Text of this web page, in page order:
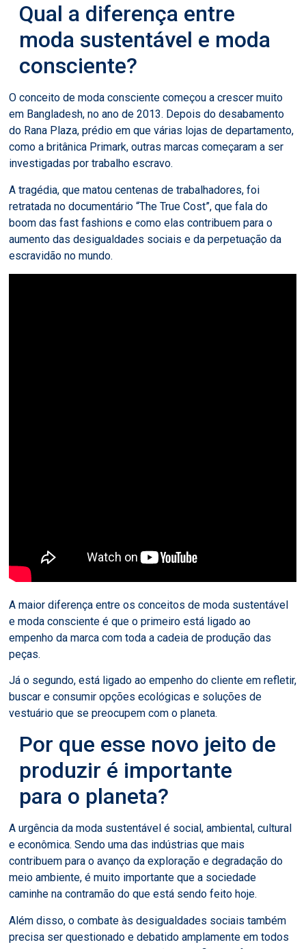
Qual a diferença entre
moda sustentável e moda
consciente?
O conceito de moda consciente começou a crescer muito
em Bangladesh, no ano de 2013. Depois do desabamento
do Rana Plaza, prédio em que várias lojas de departamento,
como a britânica Primark, outras marcas começaram a ser
investigadas por trabalho escravo.
A tragédia, que matou centenas de trabalhadores, foi
retratada no documentário “The True Cost”, que fala do
boom das fast fashions e como elas contribuem para o
aumento das desigualdades sociais e da perpetuação da
escravidão no mundo.
A maior diferença entre os conceitos de moda sustentável
e moda consciente é que o primeiro está ligado ao
empenho da marca com toda a cadeia de produção das
peças.
Já o segundo, está ligado ao empenho do cliente em refletir,
buscar e consumir opções ecológicas e soluções de
vestuário que se preocupem com o planeta.
Por que esse novo jeito de
produzir é importante
para o planeta?
A urgência da moda sustentável é social, ambiental, cultural
e econômica. Sendo uma das indústrias que mais
contribuem para o avanço da exploração e degradação do
meio ambiente, é muito importante que a sociedade
caminhe na contramão do que está sendo feito hoje.
Além disso, o combate às desigualdades sociais também
precisa ser questionado e debatido amplamente em todos